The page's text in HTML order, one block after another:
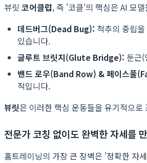
뷰릿 코어클럽, 즉 '코클'의 핵심은 AI 모
데드버그(Dead Bug): 척추의 중립
있습니다.
글루트 브릿지(Glute Bridge): 둔근
밴드 로우(Band Row) & 페이스풀
적입니다.
뷰릿은 이러한 핵심 운동들을 유기적으
전문가 코칭 없이도 완벽한 자세를
홈트레이닝의 가장 큰 장벽은 '정확한 자